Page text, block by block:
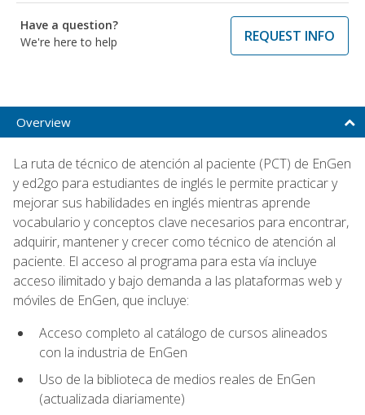
Have a question?
We're here to help
REQUEST INFO
Overview
La ruta de técnico de atención al paciente (PCT) de EnGen
y ed2go para estudiantes de inglés le permite practicar y
mejorar sus habilidades en inglés mientras aprende
vocabulario y conceptos clave necesarios para encontrar,
adquirir, mantener y crecer como técnico de atención al
paciente. El acceso al programa para esta vía incluye
acceso ilimitado y bajo demanda a las plataformas web y
móviles de EnGen, que incluye:
Acceso completo al catálogo de cursos alineados
con la industria de EnGen
Uso de la biblioteca de medios reales de EnGen
(actualizada diariamente)